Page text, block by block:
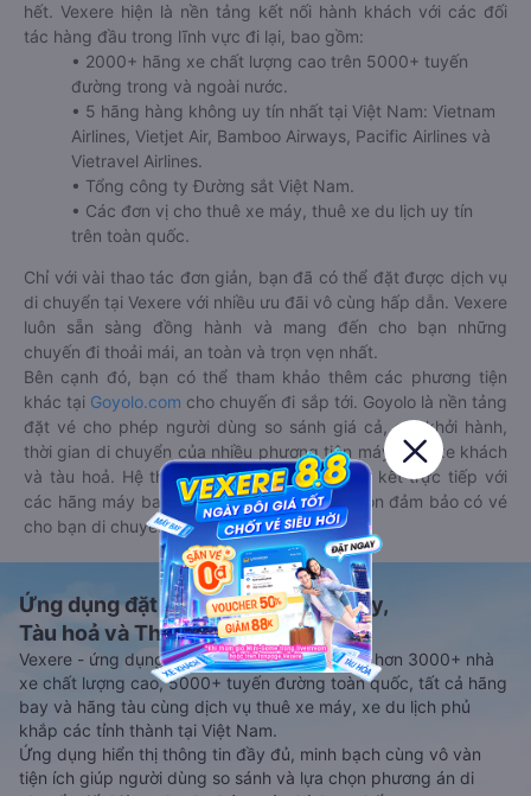
hết. Vexere hiện là nền tảng kết nối hành khách với các đối
tác hàng đầu trong lĩnh vực đi lại, bao gồm:
• 2000+ hãng xe chất lượng cao trên 5000+ tuyến
đường trong và ngoài nước.
• 5 hãng hàng không uy tín nhất tại Việt Nam: Vietnam
Airlines, Vietjet Air, Bamboo Airways, Pacific Airlines và
Vietravel Airlines.
• Tổng công ty Đường sắt Việt Nam.
• Các đơn vị cho thuê xe máy, thuê xe du lịch uy tín
trên toàn quốc.
Chỉ với vài thao tác đơn giản, bạn đã có thể đặt được dịch vụ
di chuyển tại Vexere với nhiều ưu đãi vô cùng hấp dẫn. Vexere
luôn sẵn sàng đồng hành và mang đến cho bạn những
chuyến đi thoải mái, an toàn và trọn vẹn nhất.
Bên cạnh đó, bạn có thể tham khảo thêm các phương tiện
khác tại Goyolo.com cho chuyến đi sắp tới. Goyolo là nền tảng
đặt vé cho phép người dùng so sánh giá cả, giờ khởi hành,
thời gian di chuyển của nhiều phương tiện máy bay, xe khách
và tàu hoả. Hệ thống của Goyolo được liên kết trực tiếp với
các hãng máy bay, xe khách và tàu hoả, luôn đảm bảo có vé
cho bạn di chuyển.
Ứng dụng đặt vé Xe khách, Máy bay,
Tàu hoả và Thuê xe
Vexere - ứng dụng đặt vé đa phương tiện với hơn 3000+ nhà
xe chất lượng cao, 5000+ tuyến đường toàn quốc, tất cả hãng
bay và hãng tàu cùng dịch vụ thuê xe máy, xe du lịch phủ
khắp các tỉnh thành tại Việt Nam.
Ứng dụng hiển thị thông tin đầy đủ, minh bạch cùng vô vàn
tiện ích giúp người dùng so sánh và lựa chọn phương án di